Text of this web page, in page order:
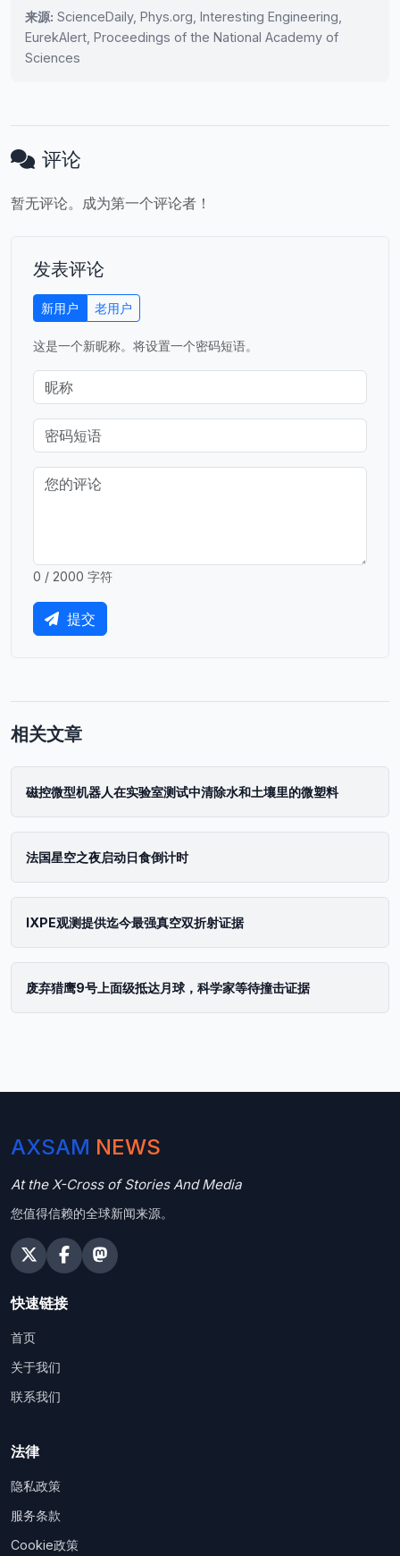
来源: ScienceDaily, Phys.org, Interesting Engineering,
EurekAlert, Proceedings of the National Academy of
Sciences
评论
暂无评论。成为第一个评论者！
发表评论
新用户 老用户
这是一个新昵称。将设置一个密码短语。
0 / 2000 字符
提交
相关文章
磁控微型机器人在实验室测试中清除水和土壤里的微塑料
法国星空之夜启动日食倒计时
IXPE观测提供迄今最强真空双折射证据
废弃猎鹰9号上面级抵达月球，科学家等待撞击证据
AXSAM NEWS
At the X-Cross of Stories And Media
您值得信赖的全球新闻来源。
快速链接
首页
关于我们
联系我们
法律
隐私政策
服务条款
Cookie政策